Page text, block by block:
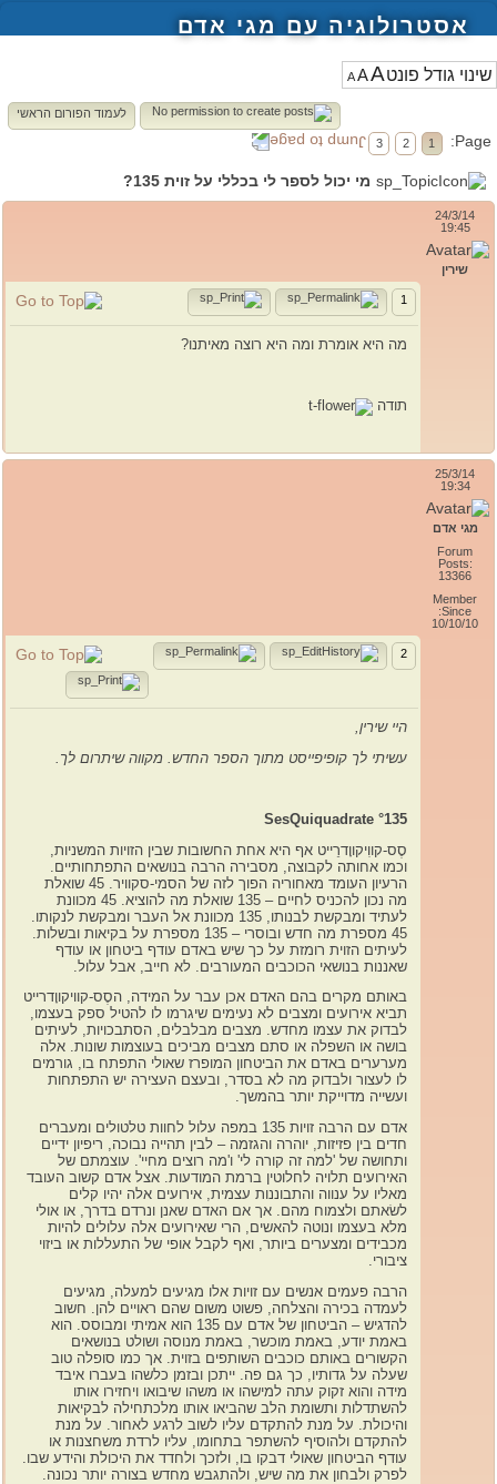
אסטרולוגיה עם מגי אדם
AAA
לעמוד הפורום הראשי
Page:
1
2
3
מי יכול לספר לי בכללי על זוית 135?
24/3/14
19:45
שירין
1
מה היא אומרת ומה היא רוצה מאיתנו?
תודה
25/3/14
19:34
מגי אדם
Forum
Posts:
13366
Member
Since:
10/10/10
2
היי שירין,
עשיתי לך קופיפייסט מתוך הספר החדש. מקווה שיתרום לך.
°135
SesQuiquadrate
סֶס-קווִיקווָדרֵייט אף היא אחת החשובות שבין הזויות המשניות,
וכמו אחותה לקבוצה, מסבירה הרבה בנושאים התפתחותיים.
הרעיון העומד מאחוריה הפוך לזה של הסמי-סקוויר. 45 שואלת
מה נכון להכניס לחיים – 135 שואלת מה להוציא. 45 מכוונת
לעתיד ומבקשת לבנותו, 135 מכוונת אל העבר ומבקשת לנקותו.
45 מספרת מה חדש ובוסרי – 135 מספרת על בקיאות ובשלות.
לעיתים הזוית רומזת על כך שיש באדם עודף ביטחון או עודף
שאננות בנושאי הכוכבים המעורבים. לא חייב, אבל עלול.
באותם מקרים בהם האדם אכן עבר על המידה, הסֶס-קוויקווָדרייט
תביא אירועים ומצבים לא נעימים שיגרמו לו להטיל ספק בעצמו,
לבדוק את עצמו מחדש. מצבים מבלבלים, הסתבכויות, לעיתים
בושה או השפלה או סתם מצבים מביכים בעוצמות שונות. אלה
מערערים באדם את הביטחון המופרז שאולי התפתח בו, גורמים
לו לעצור ולבדוק מה לא בסדר, ובעצם העצירה יש התפתחות
ועשייה מדוייקת יותר בהמשך.
אדם עם הרבה זויות 135 במפה עלול לחוות טלטולים ומעברים
חדים בין פזיזות, יוהרה והגזמה – לבין תהייה נבוכה, ריפיון ידיים
ותחושה של 'למה זה קורה לי' ו'מה רוצים מחיי'. עוצמתם של
האירועים תלויה לחלוטין ברמת המודעות. אצל אדם קשוב העובד
מאליו על ענווה והתבוננות עצמית, אירועים אלה יהיו קלים
לשׂאתם ולצמוח מהם. אך אם האדם שאנן ונרדם בדרך, או אולי
מלא בעצמו ונוטה להאשים, הרי שאירועים אלה עלולים להיות
מכבידים ומצערים ביותר, ואף לקבל אופי של התעללות או ביזוי
ציבורי.
הרבה פעמים אנשים עם זויות אלו מגיעים למעלה, מגיעים
לעמדה בכירה והצלחה, פשוט משום שהם ראויים להן. חשוב
להדגיש – הביטחון של אדם עם 135 הוא אמיתי ומבוסס. הוא
באמת יודע, באמת מוכשר, באמת מנוסה ושולט בנושאים
הקשורים באותם כוכבים השותפים בזוית. אך כמו סופלה טוב
שעלה על גדותיו, כך גם פה. ייתכן ובזמן כלשהו בעברו איבד
מידה והוא זקוק עתה למישהו או משהו שיבואו ויחזירו אותו
להשתדלות ותשומת הלב שהביאו אותו מלכתחילה לבקיאות
והיכולת. על מנת להתקדם עליו לשוב לרגע לאחור. על מנת
להתקדם ולהוסיף להשתפר בתחומו, עליו לרדת משחצנות או
עודף הביטחון שאולי דבקו בו, ולזכך ולחדד את היכולת והידע שבו.
לפרק ולבחון את מה שיש, ולהתגבש מחדש בצורה יותר נכונה.